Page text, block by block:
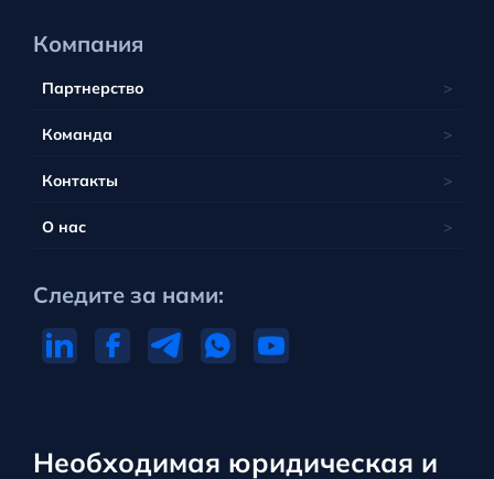
Необходимая юридическая и
Компания
Партнерство
Команда
Контакты
О нас
Следите за нами: